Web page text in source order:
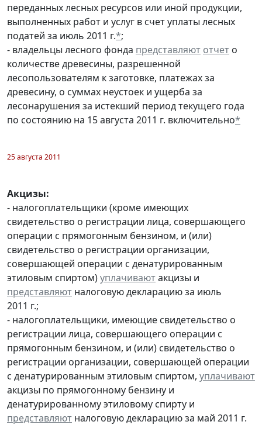
переданных лесных ресурсов или иной продукции,
выполненных работ и услуг в счет уплаты лесных
податей за июль 2011 г.*;
- владельцы лесного фонда представляют отчет о
количестве древесины, разрешенной
лесопользователям к заготовке, платежах за
древесину, о суммах неустоек и ущерба за
лесонарушения за истекший период текущего года
по состоянию на 15 августа 2011 г. включительно*
25 августа 2011
Акцизы:
- налогоплательщики (кроме имеющих
свидетельство о регистрации лица, совершающего
операции с прямогонным бензином, и (или)
свидетельство о регистрации организации,
совершающей операции с денатурированным
этиловым спиртом)уплачиваютакцизы и
представляют налоговую декларацию за июль
2011 г.;
- налогоплательщики, имеющие свидетельство о
регистрации лица, совершающего операции с
прямогонным бензином, и (или) свидетельство о
регистрации организации, совершающей операции
с денатурированным этиловым спиртом, уплачивают
акцизы по прямогонному бензину и
денатурированному этиловому спирту и
представляют налоговую декларацию за май 2011 г.